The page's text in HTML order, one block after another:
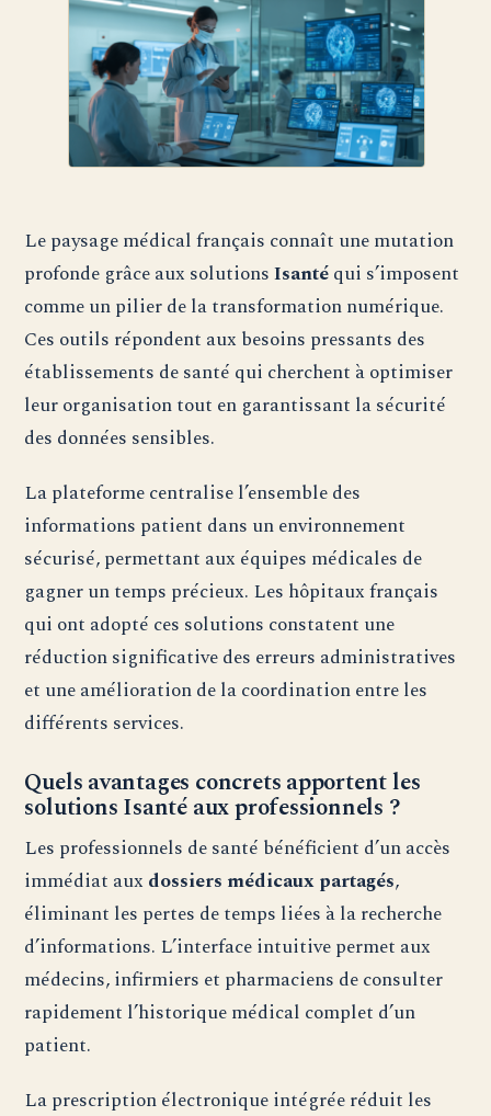
Le paysage médical français connaît une mutation
profonde grâce aux solutionsIsantéqui s’imposent
comme un pilier de la transformation numérique.
Ces outils répondent aux besoins pressants des
établissements de santé qui cherchent à optimiser
leur organisation tout en garantissant la sécurité
des données sensibles.
La plateforme centralise l’ensemble des
informations patient dans un environnement
sécurisé, permettant aux équipes médicales de
gagner un temps précieux. Les hôpitaux français
qui ont adopté ces solutions constatent une
réduction significative des erreurs administratives
et une amélioration de la coordination entre les
différents services.
Quels avantages concrets apportent les
solutions Isanté aux professionnels ?
Les professionnels de santé bénéficient d’un accès
immédiat aux dossiers médicaux partagés,
éliminant les pertes de temps liées à la recherche
d’informations. L’interface intuitive permet aux
médecins, infirmiers et pharmaciens de consulter
rapidement l’historique médical complet d’un
patient.
La prescription électronique intégrée réduit les